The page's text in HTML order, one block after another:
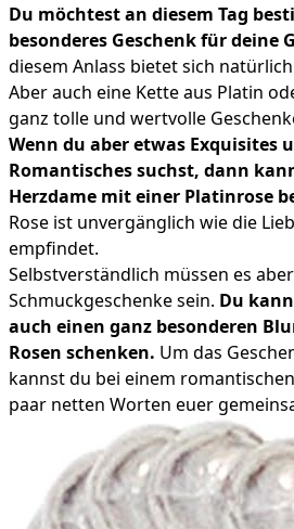
Du möchtest an diesem Tag
besonderes Geschenk für deine
diesem Anlass bietet sich
Aber auch eine Kette aus Platin
ganz tolle und wertvolle
Wenn du aber etwas Exquisites
Romantisches suchst, dann
Herzdame mit einer Platinrose
Rose ist unvergänglich wie die
empfindet.
Selbstverständlich müssen es
Schmuckgeschenke sein. Du
auch einen ganz besonderen
Rosen schenken. Um das
kannst du bei einem
paar netten Worten euer